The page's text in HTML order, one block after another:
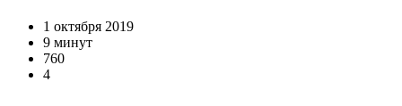
1 октября 2019
9 минут
760
4